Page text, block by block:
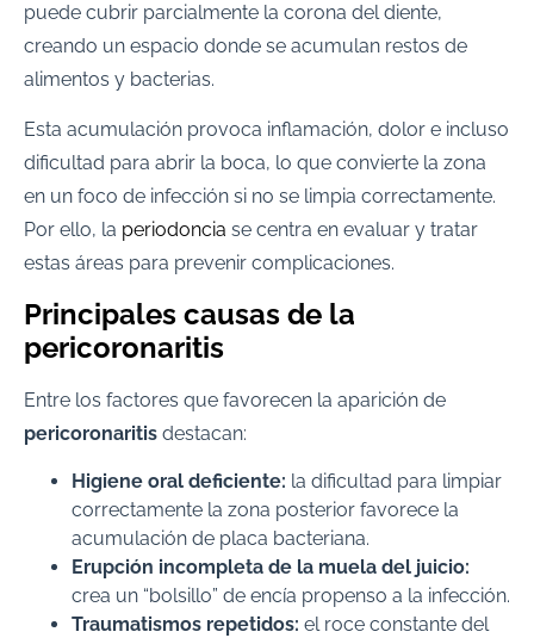
puede cubrir parcialmente la corona del diente,
creando un espacio donde se acumulan restos de
alimentos y bacterias.
Esta acumulación provoca inflamación, dolor e incluso
dificultad para abrir la boca, lo que convierte la zona
en un foco de infección si no se limpia correctamente.
Por ello, la periodoncia se centra en evaluar y tratar
estas áreas para prevenir complicaciones.
Principales causas de la
pericoronaritis
Entre los factores que favorecen la aparición de
pericoronaritis destacan:
Higiene oral deficiente: la dificultad para limpiar
correctamente la zona posterior favorece la
acumulación de placa bacteriana.
Erupción incompleta de la muela del juicio:
crea un “bolsillo” de encía propenso a la infección.
Traumatismos repetidos: el roce constante del